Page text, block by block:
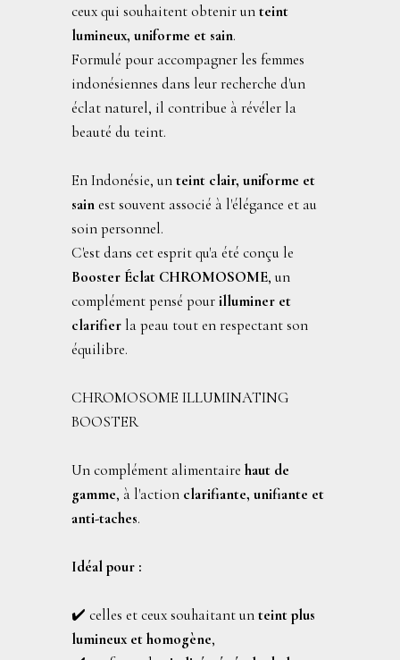
ceux qui souhaitent obtenir unteint
lumineux, uniforme et sain.
Formulé pour accompagner les femmes
indonésiennes dans leur recherche d'un
éclat naturel, il contribue à révéler la
beauté du teint.
En Indonésie, unteint clair, uniforme et
sainest souvent associé à l'élégance et au
soin personnel.
C'est dans cet esprit qu'a été conçu le
Booster Éclat CHROMOSOME, un
complément pensé pourilluminer et
clarifier la peau tout en respectant son
équilibre.
CHROMOSOME ILLUMINATING
BOOSTER
Un complément alimentaire haut de
gamme, à l'action clarifiante, unifiante et
anti-taches.
Idéal pour :
✔️ celles et ceux souhaitant unteint plus
lumineux et homogène,